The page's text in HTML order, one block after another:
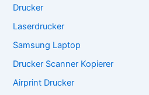
Drucker
Laserdrucker
Samsung Laptop
Drucker Scanner Kopierer
Airprint Drucker